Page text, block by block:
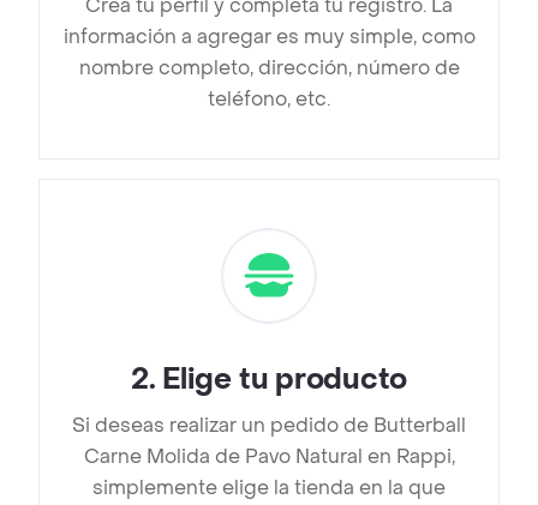
Crea tu perfil y completa tu registro. La
información a agregar es muy simple, como
nombre completo, dirección, número de
teléfono, etc.
2. Elige tu producto
Si deseas realizar un pedido de Butterball
Carne Molida de Pavo Natural en Rappi,
simplemente elige la tienda en la que